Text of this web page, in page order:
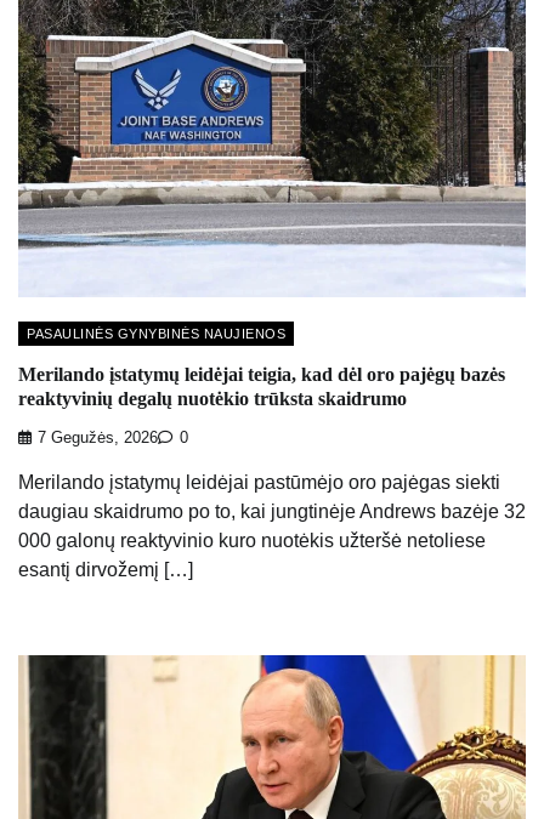
PASAULINĖS GYNYBINĖS NAUJIENOS
Merilando įstatymų leidėjai teigia, kad dėl oro pajėgų bazės
reaktyvinių degalų nuotėkio trūksta skaidrumo
7 Gegužės, 2026 0
Merilando įstatymų leidėjai pastūmėjo oro pajėgas siekti
daugiau skaidrumo po to, kai jungtinėje Andrews bazėje 32
000 galonų reaktyvinio kuro nuotėkis užteršė netoliese
esantį dirvožemį […]